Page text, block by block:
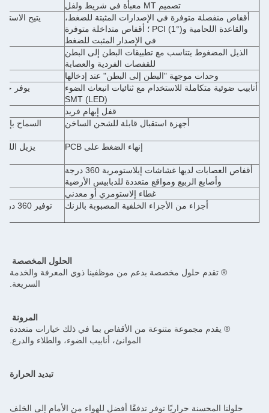
تصميم MT معبأة في شريط ولفل
أقفاص منفصلة متوفرة في الإصدارات المثبتة للضغط،
والقاعدة اللحامية وPCI (1°) ؛ أقفاص متداخلة متوفرة
في الإصدار المثبت للضغط
يتيح
الذيل المضغوط يتناسب مع تطبيقات البطن إلى البطن
للقفصات الفردية والعصابة
وحدات موجهة "البطن إلى البطن" عند إدخالها
أنابيب ضوئية متكاملة للاستخدام مع ثنائيات انبعاث الضوء
SMT (LED)
يوفر
قفل إبهام فريد
أجهزة استقبال قابلة للشحن الساخن
السماح
إنهاء الضغط على PCB يزيل
أقفاص العصابات لديها غشاشات إيلاستومرية 360 درجة
وأصابع الربيع ومواقع متعددة للدبابيس الأرضية
غطاء إلاستومري أو معدني
أجزاء من الأجزاء الخلفية المصبوبة بالزنك
توفير 360 درجة من التداخل الكهرومغناطيسي (EMI)
الحلول المخصصة
® تقدم حلول مخصصة بدعم من موظفينا ذوي المعرفة والخدمة
السريعة.
المرونة
® يقدم مجموعة متنوعة من الأقفاص بما في ذلك خيارات متعددة
الموانئ، أنابيب الضوء، والطلاء والدرع.
تبديد الحرارة
حلولنا المحسنة حراريًا توفر تدفقًا أفضل للهواء من الأمام إلى الخلف